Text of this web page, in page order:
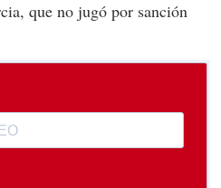
que no jugó por sanción